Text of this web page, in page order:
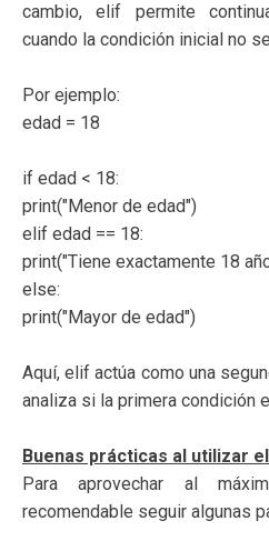
cambio, elif permite
cuando la condición inicial no
Por ejemplo:
edad = 18
if edad < 18:
print("Menor de edad")
elif edad == 18:
print("Tiene exactamente 18
else:
print("Mayor de edad")
Aquí, elif actúa como una
analiza si la primera condición
Buenas prácticas al utilizar
Para aprovechar al
recomendable seguir algunas